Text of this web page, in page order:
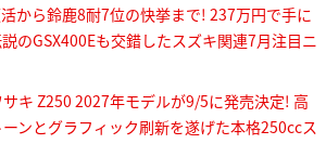
から鈴鹿8耐7位の快挙まで! 237万円で手に
のGSX400Eも交錯したスズキ関連7月注目ニ
サキ Z250 2027年モデルが9/5に発売決定! 高
ンとグラフィック刷新を遂げた本格250ccス